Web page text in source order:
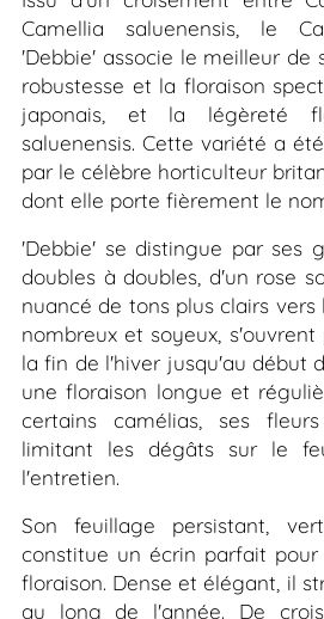
Camellia saluenensis, le
'Debbie' associe le meilleur de
robustesse et la floraison
japonais, et la légèreté
saluenensis. Cette variété a
par le célèbre horticulteur
dont elle porte fièrement le
'Debbie' se distingue par ses
doubles à doubles, d'un rose
nuancé de tons plus clairs
nombreux et soyeux,
la fin de l'hiver jusqu'au début
une floraison longue et
certains camélias, ses
limitant les dégâts sur le
l'entretien.
Son feuillage persistant,
constitue un écrin parfait
floraison. Dense et élégant, il
au long de l'année. De